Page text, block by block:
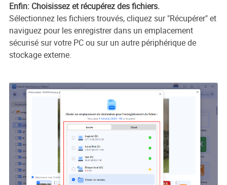
Enfin: Choisissez et récupérez des fichiers.
Sélectionnez les fichiers trouvés, cliquez sur "Récupérer" et
naviguez pour les enregistrer dans un emplacement
sécurisé sur votre PC ou sur un autre périphérique de
stockage externe.